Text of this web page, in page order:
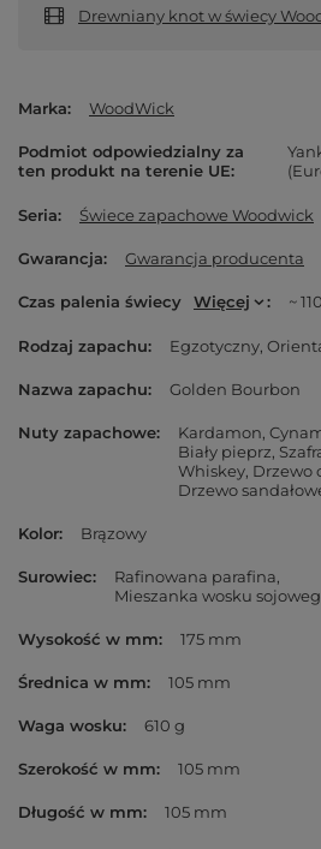
Drewniany knot w świecy
Marka WoodWick
Podmiot odpowiedzialny za
ten produkt na terenie UE
Seria Świece zapachowe Woodwick
Gwarancja Gwarancja producenta
Czas palenia świecy Więcej ~
Rodzaj zapachu Egzotyczny
Nazwa zapachu Golden Bourbon
Nuty zapachowe Kardamon
Biały pieprz
Whiskey Drzewo
Drzewo
Kolor Brązowy
Surowiec
Rafinowana parafina
Mieszanka wosku
Wysokość w mm 175 mm
Średnica w mm 105 mm
Waga wosku 610 g
Szerokość w mm 105 mm
Długość w mm 105 mm